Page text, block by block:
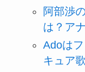
阿部渉
は？ア
Adoは
キュア